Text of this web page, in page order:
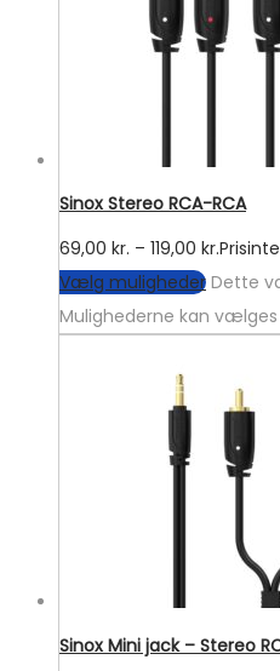
Sinox Stereo RCA-RCA
69,00 kr. – 119,00 kr.
Vælg muligheder Dette
Mulighederne kan
Sinox Mini jack – Stereo